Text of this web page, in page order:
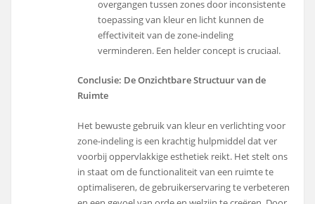
overgangen tussen zones door inconsistente
toepassing van kleur en licht kunnen de
effectiviteit van de zone-indeling
verminderen. Een helder concept is cruciaal.
Conclusie: De Onzichtbare Structuur van de
Ruimte
Het bewuste gebruik van kleur en verlichting voor
zone-indeling is een krachtig hulpmiddel dat ver
voorbij oppervlakkige esthetiek reikt. Het stelt ons
in staat om de functionaliteit van een ruimte te
optimaliseren, de gebruikerservaring te verbeteren